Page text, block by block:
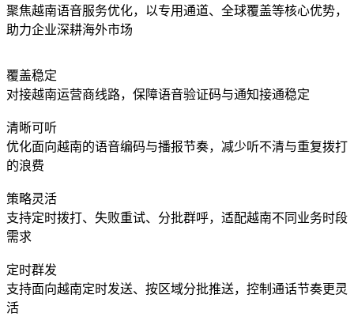
聚焦越南语音服务优化，以专用通道、全球覆盖等核心优势，
助力企业深耕海外市场
覆盖稳定
对接越南运营商线路，保障语音验证码与通知接通稳定
清晰可听
优化面向越南的语音编码与播报节奏，减少听不清与重复拨打
的浪费
策略灵活
支持定时拨打、失败重试、分批群呼，适配越南不同业务时段
需求
定时群发
支持面向越南定时发送、按区域分批推送，控制通话节奏更灵
活